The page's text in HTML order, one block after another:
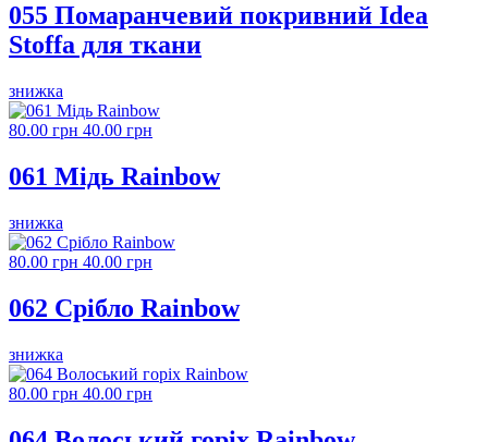
055 Помаранчевий покривний Idea
Stoffa для ткани
знижка
80.00 грн 40.00 грн
061 Мідь Rainbow
знижка
80.00 грн 40.00 грн
062 Срібло Rainbow
знижка
80.00 грн 40.00 грн